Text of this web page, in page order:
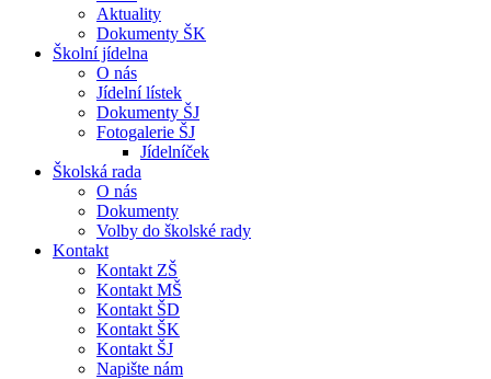
Aktuality
Dokumenty ŠK
Školní jídelna
O nás
Jídelní lístek
Dokumenty ŠJ
Fotogalerie ŠJ
Jídelníček
Školská rada
O nás
Dokumenty
Volby do školské rady
Kontakt
Kontakt ZŠ
Kontakt MŠ
Kontakt ŠD
Kontakt ŠK
Kontakt ŠJ
Napište nám